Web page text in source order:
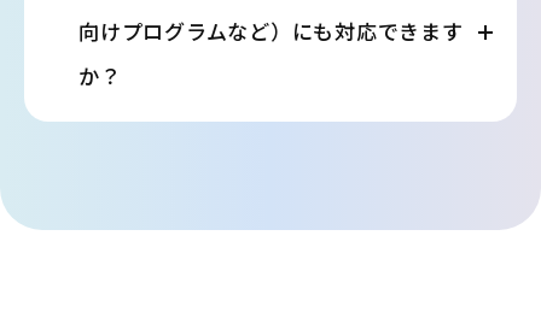
向けプログラムなど）にも対応できます
か？